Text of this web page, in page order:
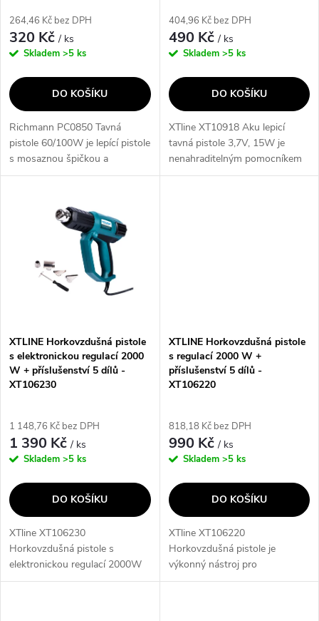
o
d
u
k
t
o
d
u
k
t
264,46 Kč bez DPH
320 Kč/ ks
Skladem >5 ks
DO KOŠÍKU
Richmann PC0850 Tavná
pistole 60/100W je lepící pistole
s mosaznou špičkou a
přepínáním mezi dvěma režimy:
maximálním příkonem 100 W a
průměrem...
404,96 Kč bez DPH
490 Kč/ ks
Skladem >5 ks
DO KOŠÍKU
XTline XT10918 Aku lepicí
tavná pistole 3,7V, 15W je
nenahraditelným pomocníkem
při lepení a spojování různých
XTLINE Horkovzdušná pistole
s elektronickou regulací 2000
W + příslušenství 5 dílů -
XT106230
1 148,76 Kč bez DPH
1 390 Kč/ ks
Skladem >5 ks
DO KOŠÍKU
XTline XT106230
Horkovzdušná pistole s
elektronickou regulací 2000W
je ideální pro různé úkoly, jako
XTLINE Horkovzdušná pistole
s regulací 2000 W +
příslušenství 5 dílů -
XT106220
818,18 Kč bez DPH
990 Kč/ ks
Skladem >5 ks
DO KOŠÍKU
XTline XT106220
Horkovzdušná pistole je
výkonný nástroj pro
odstraňování starých barev a